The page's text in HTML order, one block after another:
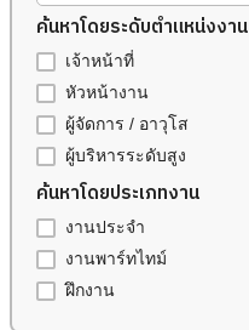
ค้นหาโดยระดับตำแหน่งงาน
เจ้าหน้าที่
หัวหน้างาน
ผู้จัดการ / อาวุโส
ผู้บริหารระดับสูง
ค้นหาโดยประเภทงาน
งานประจำ
งานพาร์ทไทม์
ฝึกงาน